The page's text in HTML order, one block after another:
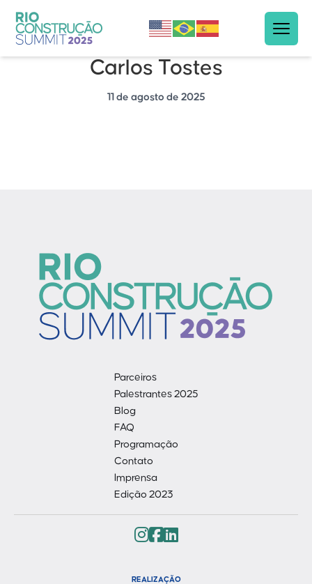
Carlos Tostes
11 de agosto de 2025
Parceiros
Palestrantes 2025
Blog
FAQ
Programação
Contato
Imprensa
Edição 2023
REALIZAÇÃO